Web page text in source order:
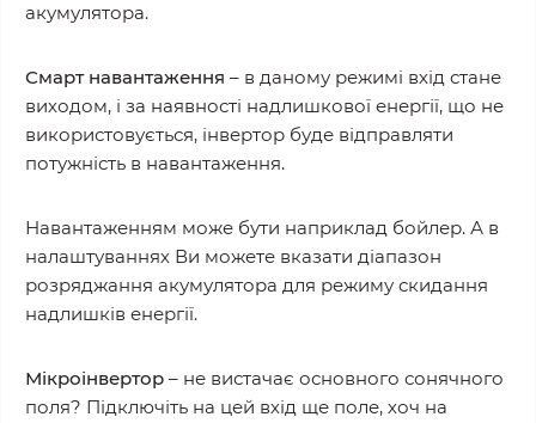
акумулятора.
Смарт навантаження – в даному режимі вхід стане
виходом, і за наявності надлишкової енергії, що не
використовується, інвертор буде відправляти
потужність в навантаження.
Навантаженням може бути наприклад бойлер. А в
налаштуваннях Ви можете вказати діапазон
розряджання акумулятора для режиму скидання
надлишків енергії.
Мікроінвертор – не вистачає основного сонячного
поля? Підключіть на цей вхід ще поле, хоч на